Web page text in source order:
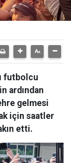
futbolcu
ardından
gelmesi
için saatler
etti.